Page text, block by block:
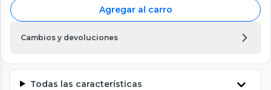
Agregar al carro
Cambios y devoluciones
Todas las características